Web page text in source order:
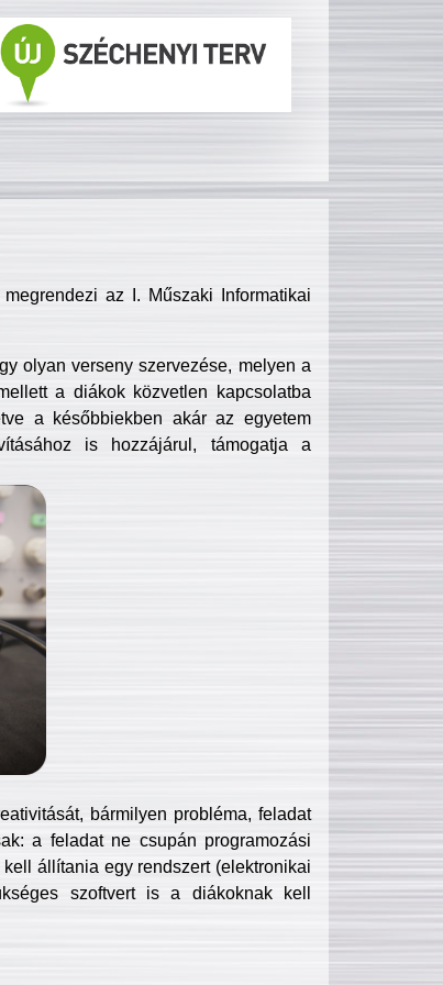
az I. Műszaki Informatikai
olyan verseny szervezése, melyen a
a diákok közvetlen kapcsolatba
a későbbiekben akár az egyetem
is hozzájárul, támogatja a
bármilyen probléma, feladat
a feladat ne csupán programozási
állítania egy rendszert (elektronikai
szoftvert is a diákoknak kell